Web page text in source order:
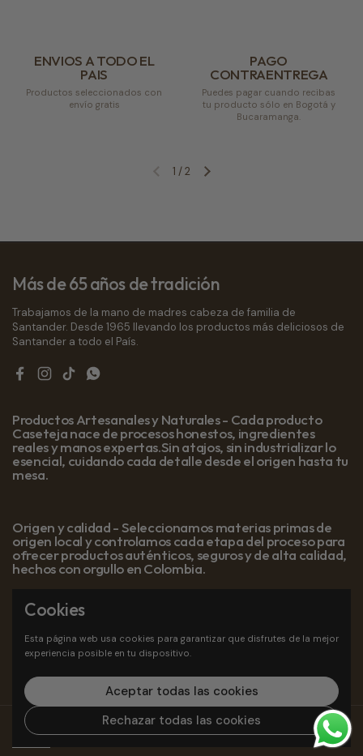
ENVIOS A TODO EL
PAIS
Productos seleccionados con
envío gratis
PAGO
CONTRAENTREGA
Puedes pagar cuando recibas
tu producto sólo en Bogotá y
Bucaramanga.
Diapositiva anteriorSiguiente diapositiva
1 /2
Más de 65 años de tradición
Trabajamos de la mano de madres cabeza de familia de
Santander. Desde 1965 llevando los productos más deliciosos de
Santander a todo el País.
FacebookInstagram
TikTokWhatsApp
Productos Artesanales y Naturales - Cada producto
Caseteja nace de procesos honestos, ingredientes
reales y manos expertas.Sin atajos, sin industrializar lo
esencial, cuidando cada detalle desde el origen hasta tu
mesa.
Origen y calidad - Seleccionamos materias primas de
origen local y controlamos cada etapa del proceso para
ofrecer productos auténticos, seguros y de alta calidad,
hechos con orgullo en Colombia.
Suscríbete a nuestro newsletter para recibir novedades
Derechos de autor © 2026CasetejaSantander.Tecnología de
Shopify
Cookies
Esta página web usa cookies para garantizar que disfrutes de la mejor
experiencia posible en tu dispositivo.
Aceptar todas las cookies
Rechazar todas las cookies